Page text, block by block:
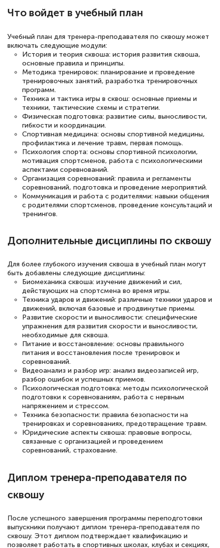
по тяжелой атлетике»! Хочется
оперативно связались со мной
специалисты, ответили на все
интересующие вопросы и в течении
двух…
Светлана К
Знаток города 7 уровня
10 марта 2026
Оставила заявку на обучение онлайн, мне
быстро ответили, разъяснили все детали.
Обучение понравилось: огромное
количество тематической литературы,
прохождения курса, удобная система
каком этапе…
Что войдет в учебный план
Учебный план для тренера-преподавателя по сквошу может
включать следующие модули:
История и теория сквоша: история развития сквоша,
основные правила и принципы.
Методика тренировок: планирование и проведение
тренировочных занятий, разработка тренировочных
программ.
Техника и тактика игры в сквош: основные приемы и
техники, тактические схемы и стратегии.
Физическая подготовка: развитие силы, выносливости,
гибкости и координации.
Спортивная медицина: основы спортивной медицины,
профилактика и лечение травм, первая помощь.
Психология спорта: основы спортивной психологии,
мотивация спортсменов, работа с психологическими
аспектами соревнований.
Организация соревнований: правила и регламенты
соревнований, подготовка и проведение мероприятий.
Коммуникация и работа с родителями: навыки общения
с родителями спортсменов, проведение консультаций и
тренингов.
Дополнительные дисциплины по сквошу
Для более глубокого изучения сквоша в учебный план могут
быть добавлены следующие дисциплины:
Биомеханика сквоша: изучение движений и сил,
действующих на спортсмена во время игры.
Техника ударов и движений: различные техники ударов и
движений, включая базовые и продвинутые приемы.
Развитие скорости и выносливости: специфические
упражнения для развития скорости и выносливости,
необходимые для сквоша.
Питание и восстановление: основы правильного
питания и восстановления после тренировок и
соревнований.
Видеоанализ и разбор игр: анализ видеозаписей игр,
разбор ошибок и успешных приемов.
Психологическая подготовка: методы психологической
подготовки к соревнованиям, работа с нервным
напряжением и стрессом.
Техника безопасности: правила безопасности на
тренировках и соревнованиях, предотвращение травм.
Юридические аспекты сквоша: правовые вопросы,
связанные с организацией и проведением
соревнований, страхование.
Диплом тренера-преподавателя по
сквошу
После успешного завершения программы переподготовки
выпускники получают диплом тренера-преподавателя по
сквошу. Этот диплом подтверждает квалификацию и
позволяет работать в спортивных школах, клубах и секциях,